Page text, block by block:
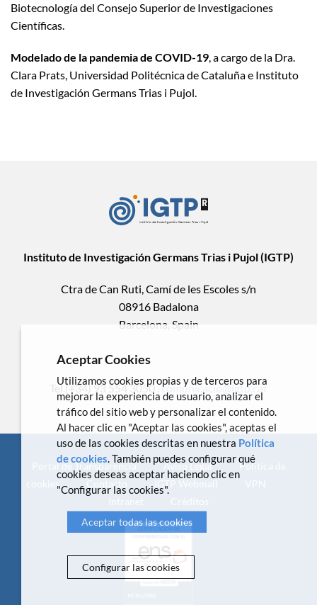
Biotecnología del Consejo Superior de Investigaciones
Científicas.
Modelado de la pandemia de COVID-19, a cargo de la Dra.
Clara Prats, Universidad Politécnica de Cataluña e Instituto
de Investigación Germans Trias i Pujol.
Instituto de Investigación Germans Trias i Pujol (IGTP)
Ctra de Can Ruti, Camí de les Escoles s/n
08916 Badalona
Barcelona, Spain
Tel.(+34) 93 554 3050 .comunicacio@igtp.cat
Portal de Transparencia Aviso Legal
Política de
cookies
Contacto IGTP Webmail
Aceptar Cookies
Utilizamos cookies propias y de terceros para
mejorar la experiencia de usuario, analizar el
tráfico del sitio web y personalizar el contenido.
Al hacer clic en "Aceptar las cookies", aceptas el
uso de las cookies descritas en nuestra Política
de cookies. También puedes configurar qué
cookies deseas aceptar haciendo clic en
"Configurar las cookies".
Aceptar todas las cookies
Configurar las cookies